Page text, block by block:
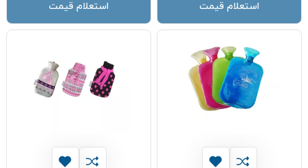
استعلام قیمت استعلام قیمت